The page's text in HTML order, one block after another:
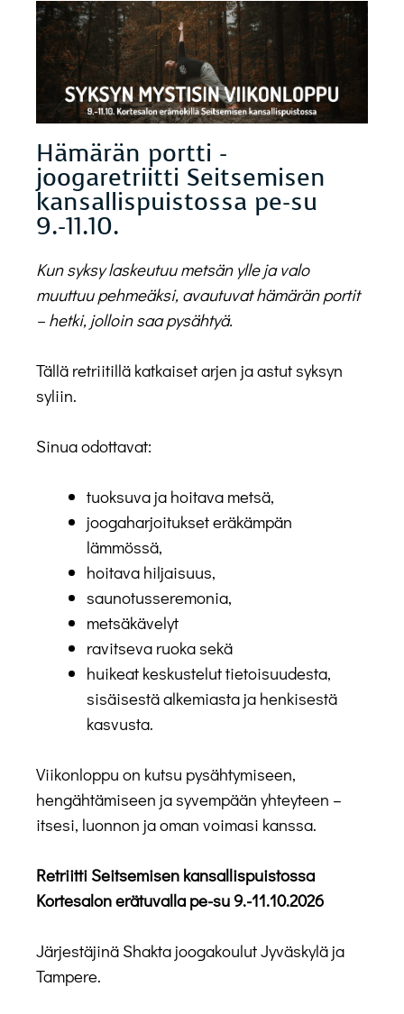
Hämärän portti -
joogaretriitti Seitsemisen
kansallispuistossa pe-su
9.-11.10.
Kun syksy laskeutuu metsän ylle ja valo
muuttuu pehmeäksi, avautuvat hämärän portit
– hetki, jolloin saa pysähtyä.
Tällä retriitillä katkaiset arjen ja astut syksyn
syliin.
Sinua odottavat:
tuoksuva ja hoitava metsä,
joogaharjoitukset eräkämpän
lämmössä,
hoitava hiljaisuus,
saunotusseremonia,
metsäkävelyt
ravitseva ruoka sekä
huikeat keskustelut tietoisuudesta,
sisäisestä alkemiasta ja henkisestä
kasvusta.
Viikonloppu on kutsu pysähtymiseen,
hengähtämiseen ja syvempään yhteyteen –
itsesi, luonnon ja oman voimasi kanssa.
Retriitti Seitsemisen kansallispuistossa
Kortesalon erätuvalla pe-su 9.-11.10.2026
Järjestäjinä Shakta joogakoulut Jyväskylä ja
Tampere.